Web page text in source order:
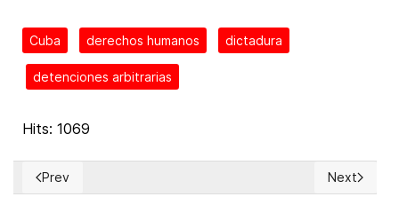
Cuba derechos humanos dictadura
detenciones arbitrarias
Hits: 1069
Previous article: Ethnic gangs assaulting, raping, and
Prev Next
Next